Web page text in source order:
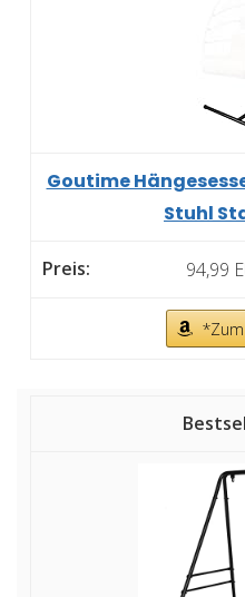
Goutime
Stuhl
94,99
*Zum